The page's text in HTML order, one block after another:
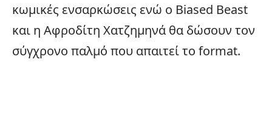
κωμικές ενσαρκώσεις ενώ ο Biased Beast
και η Αφροδίτη Χατζημηνά θα δώσουν τον
σύγχρονο παλμό που απαιτεί το format.